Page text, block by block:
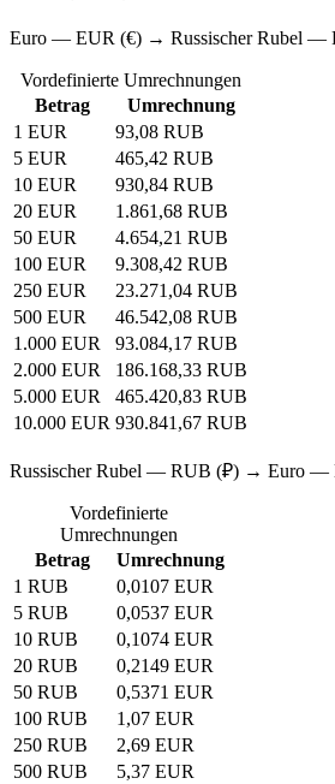
Euro — EUR (€) → Russischer Rubel —
Vordefinierte Umrechnungen
Betrag
Umrechnung
1 EUR
93,08 RUB
5 EUR
465,42 RUB
10 EUR
930,84 RUB
20 EUR
1.861,68 RUB
50 EUR
4.654,21 RUB
100 EUR
9.308,42 RUB
250 EUR
23.271,04 RUB
500 EUR
46.542,08 RUB
1.000 EUR
93.084,17 RUB
2.000 EUR
186.168,33 RUB
5.000 EUR
465.420,83 RUB
10.000 EUR 930.841,67 RUB
Russischer Rubel — RUB (₽) → Euro —
Vordefinierte
Umrechnungen
Betrag
Umrechnung
1 RUB
0,0107 EUR
5 RUB
0,0537 EUR
10 RUB
0,1074 EUR
20 RUB
0,2149 EUR
50 RUB
0,5371 EUR
100 RUB
1,07 EUR
250 RUB
2,69 EUR
500 RUB
5,37 EUR